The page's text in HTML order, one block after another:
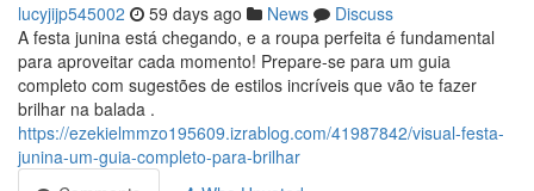
lucyjijp545002 59 days ago News
Discuss
A festa junina está chegando, e a roupa perfeita é fundamental
para aproveitar cada momento! Prepare-se para um guia
completo com sugestões de estilos incríveis que vão te fazer
brilhar na balada .
https://ezekielmmzo195609.izrablog.com/41987842/visual-festa-
junina-um-guia-completo-para-brilhar